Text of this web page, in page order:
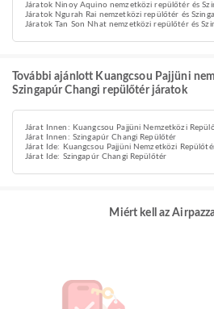
Járatok Ninoy Aquino nemzetközi repülőtér és
Járatok Ngurah Rai nemzetközi repülőtér és
Járatok Tan Son Nhat nemzetközi repülőtér és
További ajánlott Kuangcsou Pajjüni
Szingapúr Changi repülőtér járatok
Járat Innen: Kuangcsou Pajjüni Nemzetközi
Járat Innen: Szingapúr Changi Repülőtér
Járat Ide: Kuangcsou Pajjüni Nemzetközi
Járat Ide: Szingapúr Changi Repülőtér
Miért kell az